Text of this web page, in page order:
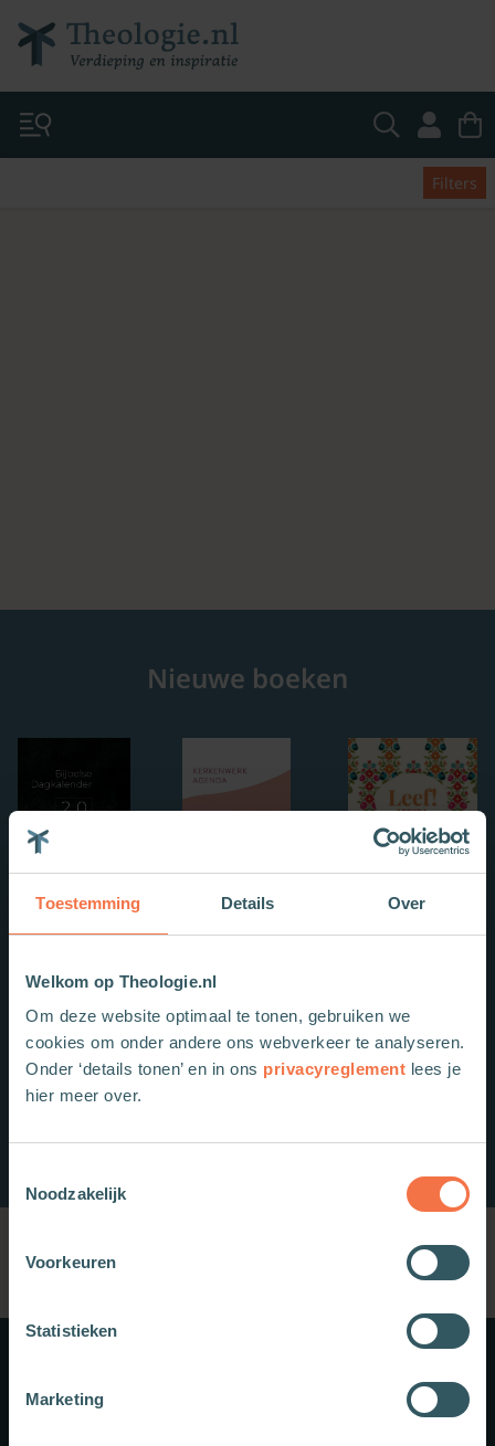
Toestemming Details Over
Welkom op Theologie.nl
Om deze website optimaal te tonen, gebruiken we
cookies om onder andere ons webverkeer te analyseren.
Onder ‘details tonen’ en in ons privacyreglement lees je
hier meer over.
Noodzakelijk
Voorkeuren
Statistieken
Marketing
Filters
Nieuwe boeken